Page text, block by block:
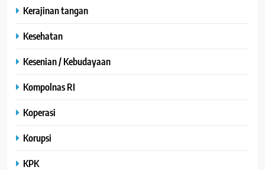
Kerajinan tangan
Kesehatan
Kesenian / Kebudayaan
Kompolnas RI
Koperasi
Korupsi
KPK